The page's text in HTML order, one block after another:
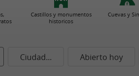
Castillos y monumentos
historicos
Cuevas y
Ciudad... Abierto hoy